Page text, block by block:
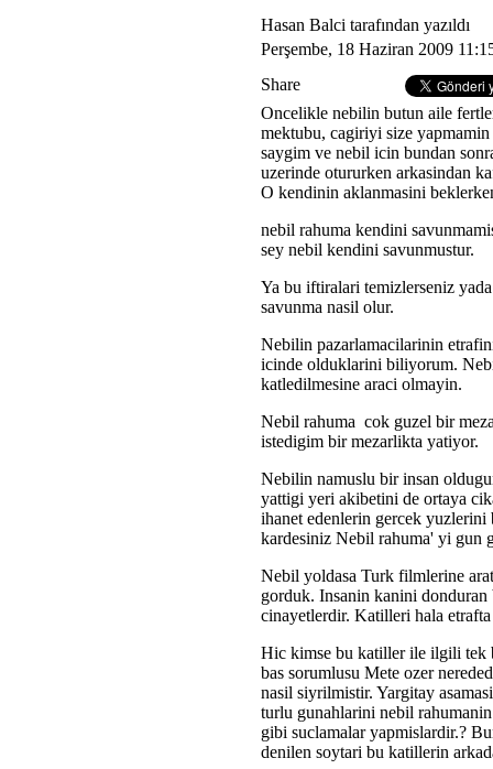
Hasan Balci tarafından yazıldı
Perşembe, 18 Haziran 2009
Share
Oncelikle nebilin butun aile
mektubu, cagiriyi size
saygim ve nebil icin bundan
uzerinde otururken arkasindan
O kendinin aklanmasini
nebil rahuma kendini
sey nebil kendini savunmustur.
Ya bu iftiralari temizlerseniz
savunma nasil olur.
Nebilin pazarlamacilarinin
icinde olduklarini biliyorum.
katledilmesine araci olmayin.
Nebil rahuma cok guzel bir
istedigim bir mezarlikta yatiyor.
Nebilin namuslu bir insan
yattigi yeri akibetini de ortaya
ihanet edenlerin gercek
kardesiniz Nebil rahuma' yi gun
Nebil yoldasa Turk filmlerine
gorduk. Insanin kanini
cinayetlerdir. Katilleri hala
Hic kimse bu katiller ile ilgili tek
bas sorumlusu Mete ozer
nasil siyrilmistir. Yargitay
turlu gunahlarini nebil
gibi suclamalar yapmislardir.?
denilen soytari bu katillerin